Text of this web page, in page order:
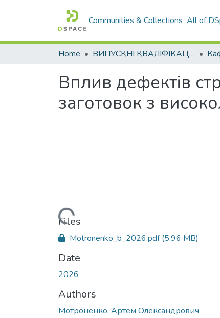
Communities & Collections All of
Home ВИПУСКНІ КВАЛІФІКАЦІЙНІ РОБОТИ
Вплив дефектів
заготовок з
Loading...
Files
Motronenko_b_2026.pdf(5.96 MB)
Date
2026
Authors
Мотроненко, Артем Олександрович